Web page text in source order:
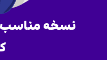
نسخه مناسب